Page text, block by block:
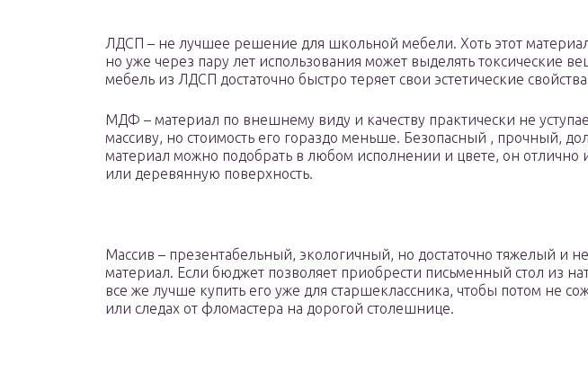
ЛДСП – не лучшее решение для школьной мебели. Хоть этот
но уже через пару лет использования может выделять токсические
мебель из ЛДСП достаточно быстро теряет свои эстетические
МДФ – материал по внешнему виду и качеству практически не
массиву, но стоимость его гораздо меньше. Безопасный , прочный,
материал можно подобрать в любом исполнении и цвете, он отлично
или деревянную поверхность.
Массив – презентабельный, экологичный, но достаточно тяжелый и
материал. Если бюджет позволяет приобрести письменный стол из
все же лучше купить его уже для старшеклассника, чтобы потом не
или следах от фломастера на дорогой столешнице.